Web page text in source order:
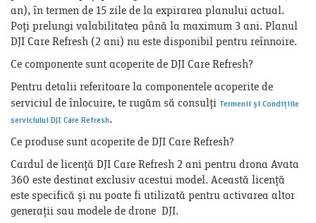
an), în termen de 15 zile de la expirarea planului actual.
Poți prelungi valabilitatea până la maximum 3 ani. Planul
DJI Care Refresh (2 ani) nu este disponibil pentru reînnoire.
Ce componente sunt acoperite de DJI Care Refresh?
Pentru detalii referitoare la componentele acoperite de
serviciul de înlocuire, te rugăm să consulți Termenii și Condițiile
serviciului DJI Care Refresh.
Ce produse sunt acoperite de DJI Care Refresh?
Cardul de licență DJI Care Refresh 2 ani pentru drona Avata
360 este destinat exclusiv acestui model. Această licență
este specifică și nu poate fi utilizată pentru activarea altor
generații sau modele de drone DJI.